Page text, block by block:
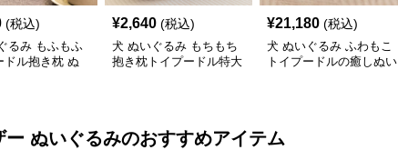
(税込)
るみ もふもふ
ドル抱き枕 ぬ
¥2,640 (税込)
犬 ぬいぐるみ もちもち
抱き枕トイプードル特大
¥21,180 (税込)
犬 ぬいぐるみ ふわもこ
トイプードルの癒しぬい
ー ぬいぐるみのおすすめアイテム